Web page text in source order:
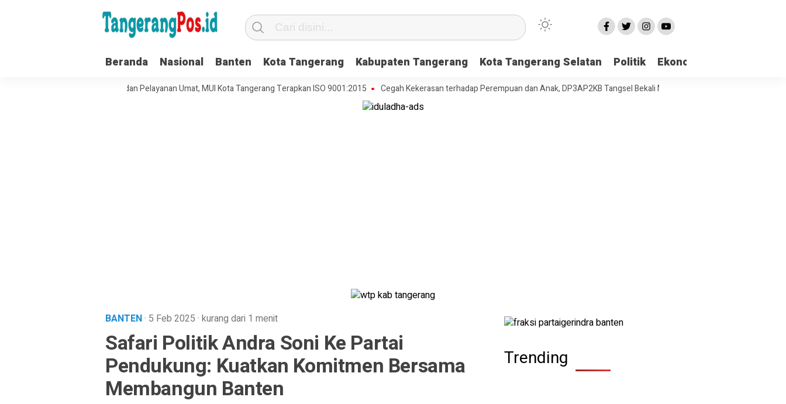
Beranda Nasional Banten Kota Tangerang Kabupaten Tangerang Kota Tangerang Selatan Politik Ekonomi
Tata Kelola Organisasi dan Pelayanan Umat, MUI Kota Tangerang Terapkan ISO 9001:2015 Cegah Kekerasan terhadap Perempuan dan Anak, DP3AP2KB Tangsel Bekali Masyarakat Manajemen Stres dan
BANTEN· 5 Feb 2025 · kurang dari 1 menit
Safari Politik Andra Soni Ke Partai
Pendukung: Kuatkan Komitmen Bersama
Membangun Banten
Trending